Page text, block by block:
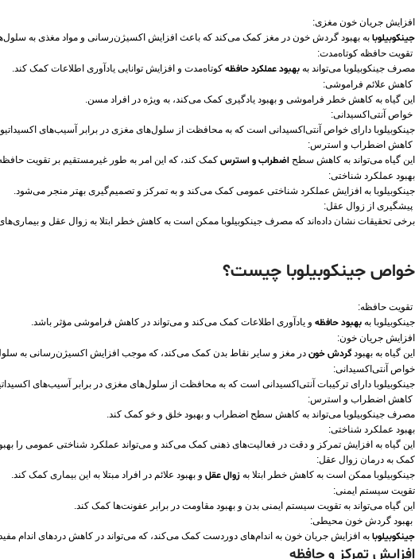
افزایش جریان خون مغزی:
جینکوبیلوبا به بهبود گردش خون در مغز کمک می‌کند که باعث افزایش اکسیژن‌رسانی و مواد مغذی به
تقویت حافظه کوتاه‌مدت:
مصرف جینکوبیلوبا می‌تواند به بهبود عملکرد حافظه کوتاه‌مدت و افزایش توانایی یادآوری اطلاعات کمک کند.
کاهش علائم فراموشی:
این گیاه به کاهش خطر فراموشی و بهبود یادگیری کمک می‌کند، به ویژه در افراد مسن.
خواص آنتی‌اکسیدانی:
جینکوبیلوبا دارای خواص آنتی‌اکسیدانی است که به محافظت از سلول‌های مغزی در برابر آسیب‌های
کاهش اضطراب و استرس:
این گیاه می‌تواند به کاهش سطح اضطراب و استرس کمک کند، که این امر به طور غیرمستقیم بر تقویت حافظه
بهبود عملکرد شناختی:
جینکوبیلوبا به افزایش عملکرد شناختی عمومی کمک می‌کند و به تمرکز و تصمیم‌گیری بهتر منجر می‌شود.
پیشگیری از زوال عقل:
برخی تحقیقات نشان داده‌اند که مصرف جینکوبیلوبا ممکن است به کاهش خطر ابتلا به زوال عقل و
خواص جینکوبیلوبا چیست؟
تقویت حافظه:
جینکوبیلوبا به بهبود حافظه و یادآوری اطلاعات کمک می‌کند و می‌تواند در کاهش فراموشی مؤثر باشد.
افزایش جریان خون:
این گیاه به بهبود گردش خون در مغز و سایر نقاط بدن کمک می‌کند، که موجب افزایش اکسیژن‌رسانی به
خواص آنتی‌اکسیدانی:
جینکوبیلوبا دارای ترکیبات آنتی‌اکسیدانی است که به محافظت از سلول‌های مغزی در برابر آسیب‌های
کاهش اضطراب و استرس:
مصرف جینکوبیلوبا می‌تواند به کاهش سطح اضطراب و بهبود خلق و خو کمک کند.
بهبود عملکرد شناختی:
این گیاه به افزایش تمرکز و دقت در فعالیت‌های ذهنی کمک می‌کند و می‌تواند عملکرد شناختی عمومی را
کمک به درمان زوال عقل:
جینکوبیلوبا ممکن است به کاهش خطر ابتلا به زوال عقل و بهبود علائم در افراد مبتلا به این بیماری کمک کند.
تقویت سیستم ایمنی:
این گیاه می‌تواند به تقویت سیستم ایمنی بدن و بهبود مقاومت در برابر عفونت‌ها کمک کند.
بهبود گردش خون محیطی:
جینکوبیلوبا به افزایش جریان خون به اندام‌های دوردست کمک می‌کند، که می‌تواند در کاهش دردهای اندام
افزایش تمرکز و حافظه